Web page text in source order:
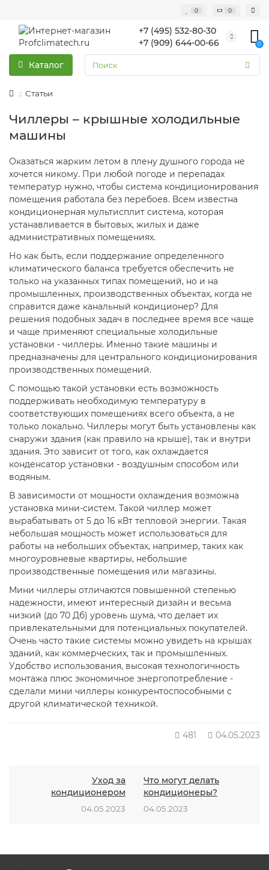
0 0
+7 (495) 532-80-30
+7 (909) 644-00-66
0
Каталог
Статьи
Чиллеры – крышные холодильные
машины
Оказаться жарким летом в плену душного города не
хочется никому. При любой погоде и перепадах
температур нужно, чтобы система кондиционирования
помещения работала без перебоев. Всем известна
кондиционерная мультисплит система, которая
устанавливается в бытовых, жилых и даже
административных помещениях.
Но как быть, если поддержание определенного
климатического баланса требуется обеспечить не
только на указанных типах помещений, но и на
промышленных, производственных объектах, когда не
справится даже канальный кондиционер? Для
решения подобных задач в последнее время все чаще
и чаще применяют специальные холодильные
установки - чиллеры. Именно такие машины и
предназначены для центрального кондиционирования
производственных помещений.
С помощью такой установки есть возможность
поддерживать необходимую температуру в
соответствующих помещениях всего объекта, а не
только локально. Чиллеры могут быть установлены как
снаружи здания (как правило на крыше), так и внутри
здания. Это зависит от того, как охлаждается
конденсатор установки - воздушным способом или
водяным.
В зависимости от мощности охлаждения возможна
установка мини-систем. Такой чиллер может
вырабатывать от 5 до 16 кВт тепловой энергии. Такая
небольшая мощность может использоваться для
работы на небольших объектах, например, таких как
многоуровневые квартиры, небольшие
производственные помещения или магазины.
Мини чиллеры отличаются повышенной степенью
надежности, имеют интересный дизайн и весьма
низкий (до 70 Дб) уровень шума, что делает их
привлекательными для потенциальных покупателей.
Очень часто такие системы можно увидеть на крышах
зданий, как коммерческих, так и промышленных.
Удобство использования, высокая технологичность
монтажа плюс экономичное энергопотребление -
сделали мини чиллеры конкурентоспособными с
другой климатической техникой.
481 04.05.2023
Уход за
кондиционером
04.05.2023
Что могут делать
кондиционеры?
04.05.2023